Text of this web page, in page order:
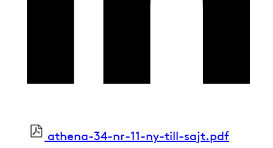
athena-34-nr-11-ny-till-sajt.pdf